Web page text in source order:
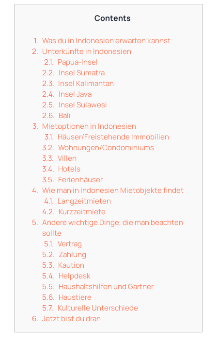
Contents
Was du in Indonesien erwarten kannst
Unterkünfte in Indonesien
Papua-Insel
Insel Sumatra
Insel Kalimantan
Insel Java
Insel Sulawesi
Bali
Mietoptionen in Indonesien
Häuser/Freistehende Immobilien
Wohnungen/Condominiums
Villen
Hotels
Ferienhäuser
Wie man in Indonesien Mietobjekte findet
Langzeitmieten
Kurzzeitmiete
Andere wichtige Dinge, die man beachten
sollte
Vertrag
Zahlung
Kaution
Helpdesk
Haushaltshilfen und Gärtner
Haustiere
Kulturelle Unterschiede
Jetzt bist du dran